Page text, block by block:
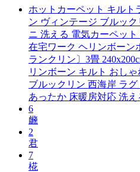
ホットカーペット キルト
ン ヴィンテージ ブルッ
ニ 洗える 電気カーペッ
在宅ワーク ヘリンボーン
ランクリン〕3畳
リンボーン キルト おし
ブルックリン 西海岸 ラ
あったか 床暖房対応 洗え
6
虪
2
君
7
椛